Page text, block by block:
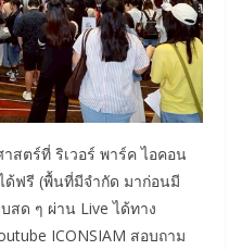
สตร์ที่ ริเวอร์ พาร์ค ไอคอน
ด้ฟรี (พื้นที่มีจำกัด มาก่อนมี
ด ๆ ผ่าน Live ได้ทาง
ICONSIAM สอบถาม